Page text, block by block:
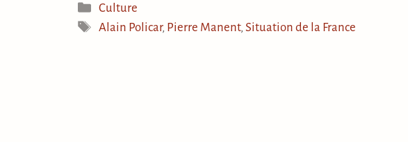
Catégories
Culture
Étiquettes
Alain Policar, Pierre Manent, Situation de la France